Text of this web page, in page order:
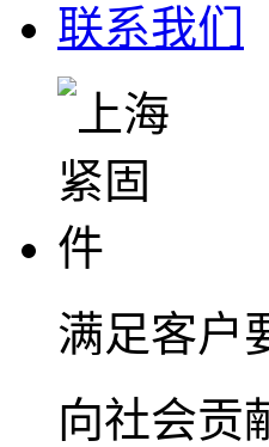
联系我们
满足客户
向社会贡